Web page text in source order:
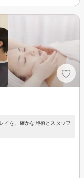
イを、確かな施術とスタッフ